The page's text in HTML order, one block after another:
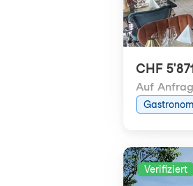
CHF 5'871
Auf
Verifiziert